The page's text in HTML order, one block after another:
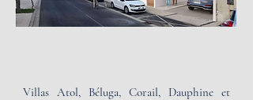
Villas Atol, Béluga, Corail, Dauphine et